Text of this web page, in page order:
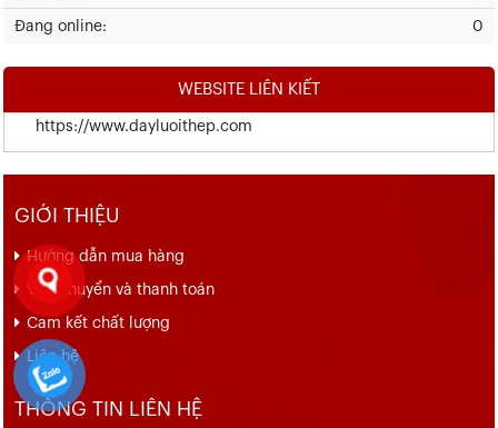
0
Đang online:
WEBSITE LIÊN KIẾT
https://www.dayluoithep.com
GIỚI THIỆU
Hướng dẫn mua hàng
Vận chuyển và thanh toán
Cam kết chất lượng
Liên hệ
THÔNG TIN LIÊN HỆ